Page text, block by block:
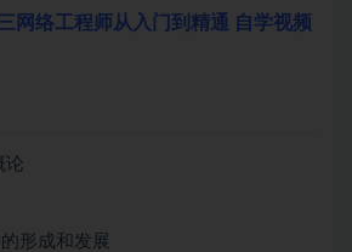
网络工程师从入门到精通 自学视频
论
形成和发展